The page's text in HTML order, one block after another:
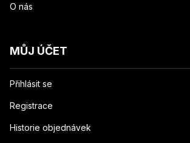
O nás
MŮJ ÚČET
Přihlásit se
Registrace
Historie objednávek